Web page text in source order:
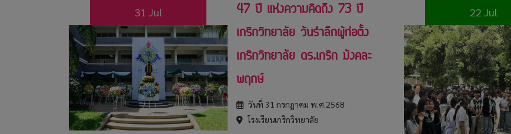
31 Jul
47 ปี แห่งความคิดถึง 73 ปี
เกริกวิทยาลัย วันรำลึกผู้ก่อตั้ง
เกริกวิทยาลัย ดร.เกริก มังคละ
พฤกษ์
วันที่ 31 กรกฎาคม พ.ศ.2568
โรงเรียนเกริกวิทยาลัย
22 Jul